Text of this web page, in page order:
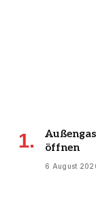
öffnen
6 August